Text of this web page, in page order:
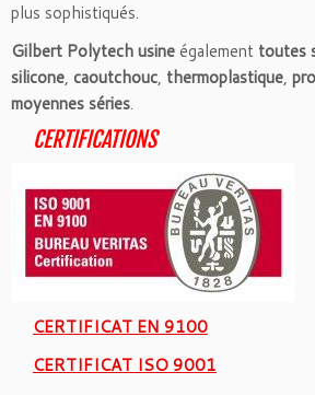
plus sophistiqués.
Gilbert Polytechusineégalement toutes
silicone, caoutchouc, thermoplastique,
moyennes séries.
CERTIFICATIONS
CERTIFICAT EN 9100
CERTIFICAT ISO 9001